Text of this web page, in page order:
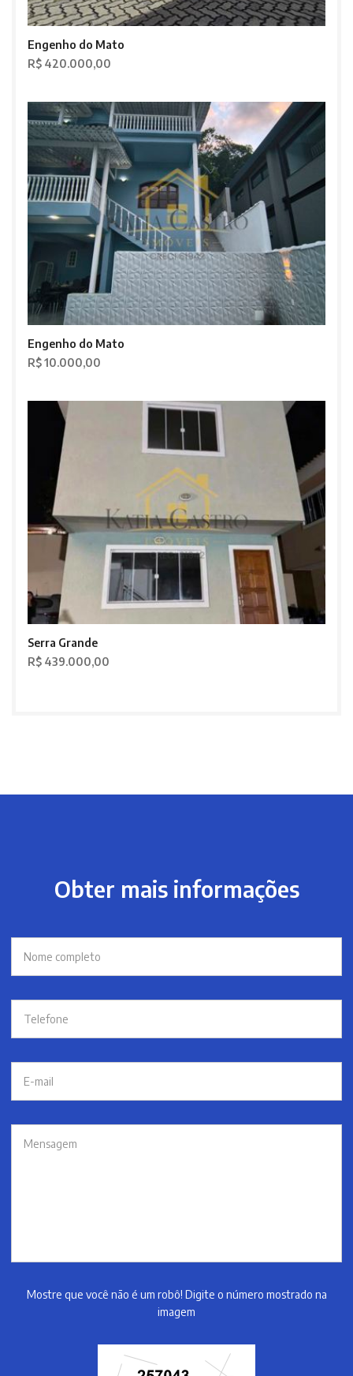
Engenho do Mato
R$ 420.000,00
Engenho do Mato
R$ 10.000,00
Serra Grande
R$ 439.000,00
Obter mais informações
Mostre que você não é um robô! Digite o número mostrado na
imagem